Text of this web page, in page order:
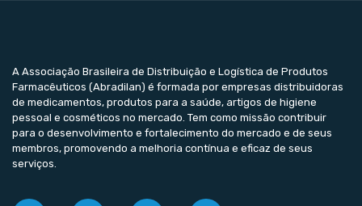
A Associação Brasileira de Distribuição e Logística de Produtos
Farmacêuticos (Abradilan) é formada por empresas distribuidoras
de medicamentos, produtos para a saúde, artigos de higiene
pessoal e cosméticos no mercado. Tem como missão contribuir
para o desenvolvimento e fortalecimento do mercado e de seus
membros, promovendo a melhoria contínua e eficaz de seus
serviços.